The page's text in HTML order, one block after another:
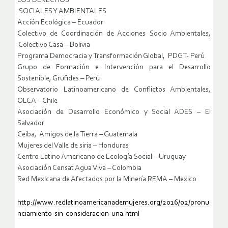
SOCIALES Y AMBIENTALES
Acción Ecológica – Ecuador
Colectivo de Coordinación de Acciones Socio Ambientales,
Colectivo Casa – Bolivia
Programa Democracia y Transformación Global, PDGT- Perú
Grupo de Formación e Intervención para el Desarrollo
Sostenible, Grufides – Perú
Observatorio Latinoamericano de Conflictos Ambientales,
OLCA – Chile
Asociación de Desarrollo Económico y Social ADES – El
Salvador
Ceiba, Amigos de la Tierra – Guatemala
Mujeres del Valle de siria – Honduras
Centro Latino Americano de Ecología Social – Uruguay
Asociación Censat Agua Viva – Colombia
Red Mexicana de Afectados por la Minería REMA – Mexico
http://www.redlatinoamericanademujeres.org/2016/02/pronu
nciamiento-sin-consideracion-una.html